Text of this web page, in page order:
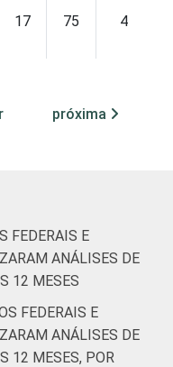
17 75 4
54
da
tecnologias de
no setor público
2023.
próxima
FEDERAIS E
ANÁLISES DE
12 MESES
FEDERAIS E
ANÁLISES DE
12 MESES, POR